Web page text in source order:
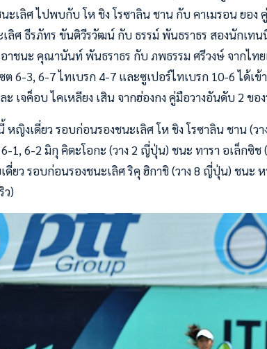
ะเลิศ ไปพบกับ โห ชิง โรซาลิน ชาน กับ คาเมรอน ยอง
ลิศ ธีรภัทร ขันติวีรวัฒน์ กับ ธรรม์ พันธราธร สองนักเทน
าชนะ คุณานันท์ พันธราธร กับ ภพธรรม ศรีวงษ์ จากไท
ต 6-3, 6-7 ไทเบรก 4-7 และซูเปอร์ไทเบรก 10-6 ได้เ
เจค็อบ ไคเหลียง เสิน จากฮ่องกง คู่มือวางอันดับ 2 ของ
ญิงเดี่ยว รอบก่อนรองชนะเลิศ โห ชิง โรซาลิน ชาน (วา
1, 6-2 มิกุ คิตะโอกะ (วาง 2 ญี่ปุ่น) ชนะ ทารา อเล็กซิช (
ดี่ยว รอบก่อนรองชนะเลิศ ริคุ ฮิกาชิ (วาง 8 ญี่ปุ่น) ชนะ ห
ว)